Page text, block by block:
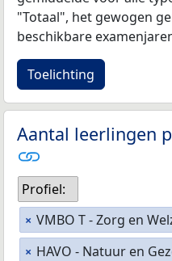
"Totaal", het gewogen
beschikbare
Toelichting
Aantal leerlingen
Profiel:
× VMBO T - Zorg en
× HAVO - Natuur en